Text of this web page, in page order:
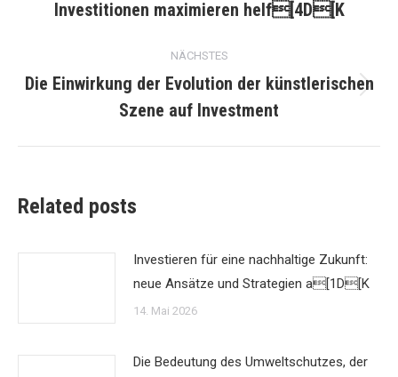
Beitrag:
Investitionen maximieren helf[4D[K
NÄCHSTES
Beitrag:
Die Einwirkung der Evolution der künstlerischen
Szene auf Investment
Related posts
Investieren für eine nachhaltige Zukunft:
neue Ansätze und Strategien a[1D[K
14. Mai 2026
Die Bedeutung des Umweltschutzes, der